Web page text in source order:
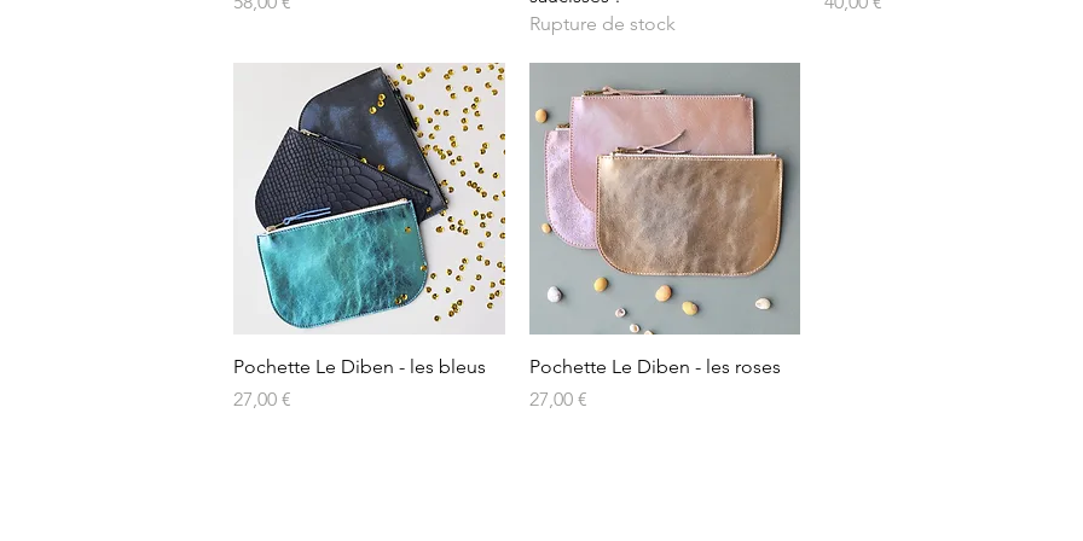
Rupture de stock
Aperçu rapide
Pochette Le Diben - les bleus
Prix
27,00 €
Aperçu rapide
Pochette Le Diben - les roses
Prix
27,00 €